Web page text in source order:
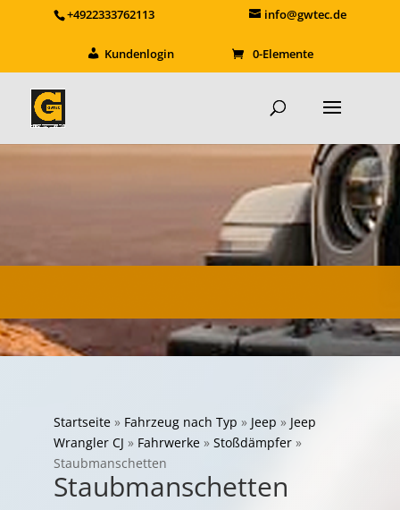
+4922333762113 info@gwtec.de
Kundenlogin 0-Elemente
Startseite» Fahrzeug nach Typ » Jeep » Jeep
Wrangler CJ » Fahrwerke» Stoßdämpfer»
Staubmanschetten
Staubmanschetten